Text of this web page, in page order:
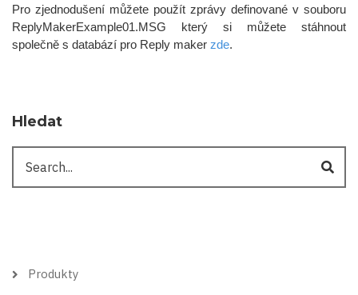
Pro zjednodušení můžete použít zprávy definované v souboru
ReplyMakerExample01.MSG který si můžete stáhnout
společně s databází pro Reply maker zde.
Hledat
Hlavní
Produkty